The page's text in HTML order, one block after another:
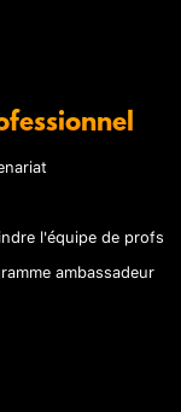
l'équipe de profs
ambassadeur